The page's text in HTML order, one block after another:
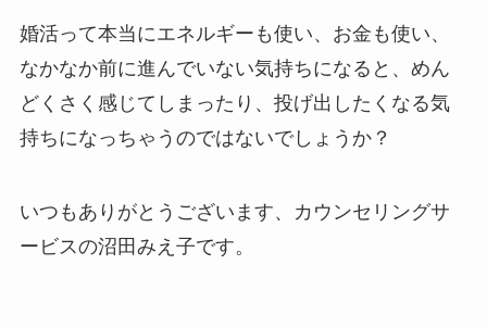
婚活って本当にエネルギーも使い、お金も使い、
なかなか前に進んでいない気持ちになると、めん
どくさく感じてしまったり、投げ出したくなる気
持ちになっちゃうのではないでしょうか？
いつもありがとうございます、カウンセリングサ
ービスの沼田みえ子です。